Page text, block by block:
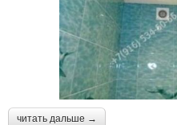
читать дальше →